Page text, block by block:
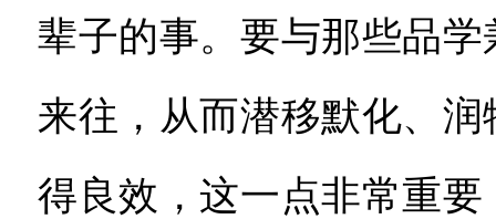
辈子的事。要与那些品
来往，从而潜移默化、
得良效，这一点非常重